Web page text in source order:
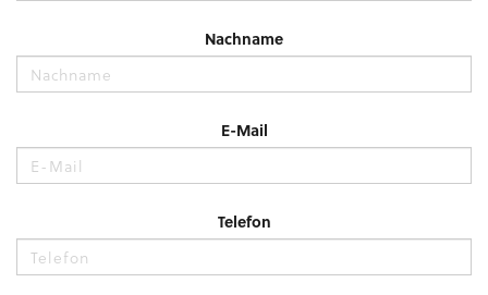
Nachname
E-Mail
Telefon